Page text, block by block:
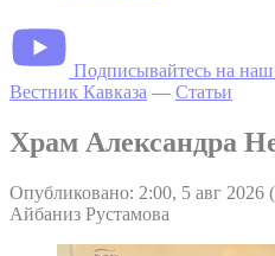
Подписывайтесь на наш
Вестник Кавказа — Статьи
Храм Александра
Опубликовано: 2:00, 5 авг
Айбаниз Рустамова